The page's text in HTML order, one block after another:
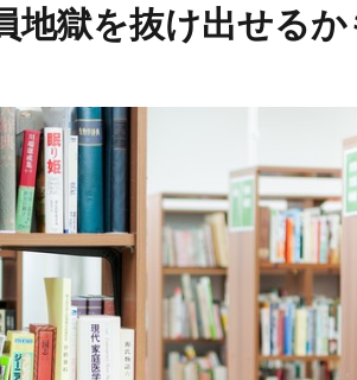
地獄を抜け出せる